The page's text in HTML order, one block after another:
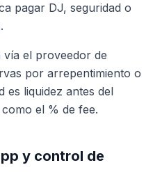
pagar DJ, seguridad o
vía el proveedor de
por arrepentimiento o
es liquidez antes del
el % de fee.
y control de